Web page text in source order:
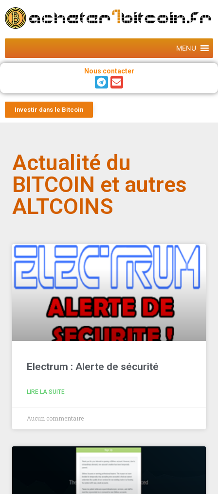
MENU
Nous contacter
Investir dans le Bitcoin
Actualité du
BITCOIN et autres
ALTCOINS
Electrum : Alerte de sécurité
LIRE LA SUITE
Aucun commentaire